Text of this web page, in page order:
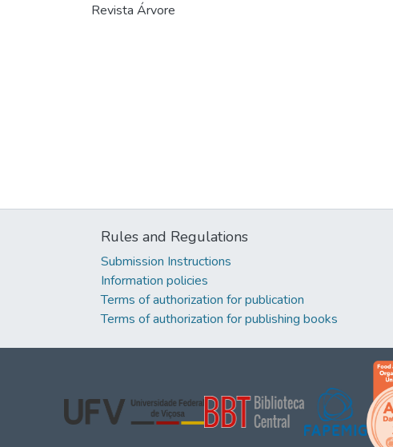
Revista Árvore
Rules and Regulations
Submission Instructions
Information policies
Terms of authorization for publication
Terms of authorization for publishing books